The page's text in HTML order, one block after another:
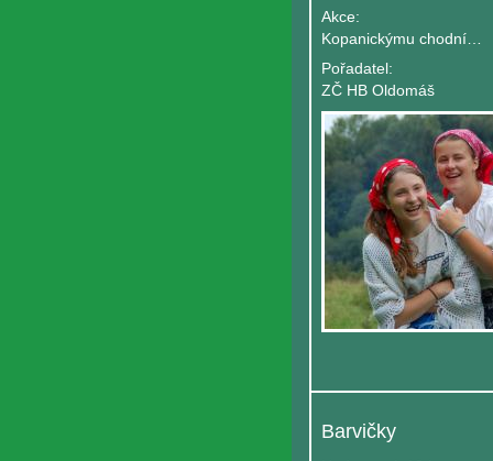
Akce:
Kopanickýmu chodníčky
Pořadatel:
ZČ HB Oldomáš
Barvičky